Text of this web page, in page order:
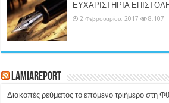
ΕΥΧΑΡΙΣΤΗΡΙΑ ΕΠΙΣΤΟΛΗ
2 Φεβρουαρίου, 2017 8,107
LamiaReport
Διακοπές ρεύματος το επόμενο τριήμερο στη